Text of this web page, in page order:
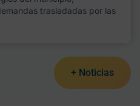
trasladadas por las
+ Noticias